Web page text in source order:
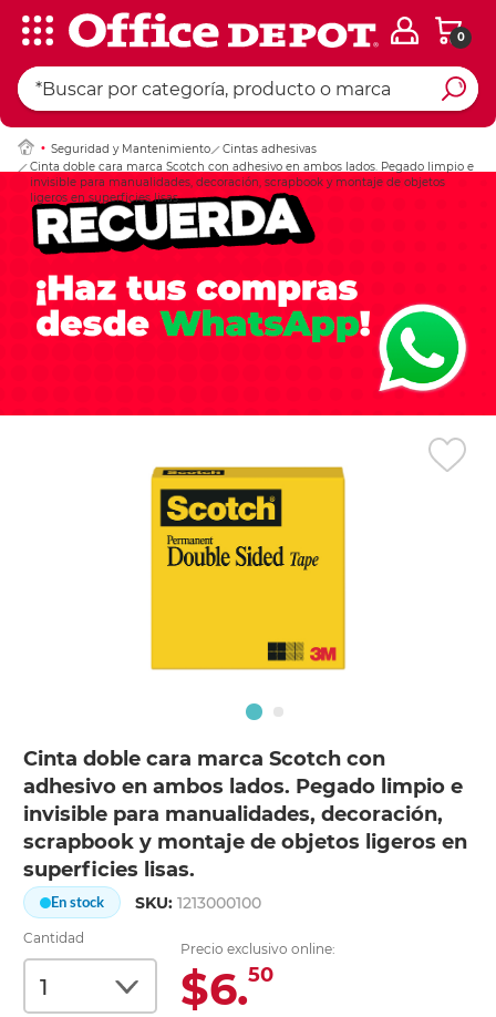
0
Seguridad y Mantenimiento
Cintas adhesivas
Cinta doble cara marca Scotch con adhesivo en ambos lados. Pegado limpio e
invisible para manualidades, decoración, scrapbook y montaje de objetos
ligeros en superficies lisas.
Cinta doble cara marca Scotch con
adhesivo en ambos lados. Pegado limpio e
invisible para manualidades, decoración,
scrapbook y montaje de objetos ligeros en
superficies lisas.
En stock SKU:1213000100
Cantidad
Precio exclusivo online:
$6.50
Ingresar Codigo